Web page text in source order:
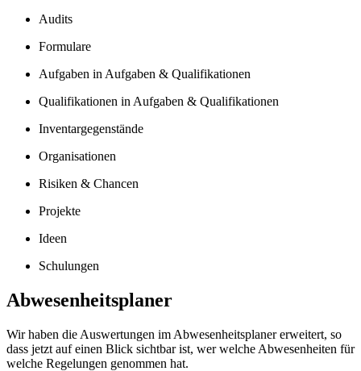
Audits
Formulare
Aufgaben in Aufgaben & Qualifikationen
Qualifikationen in Aufgaben & Qualifikationen
Inventargegenstände
Organisationen
Risiken & Chancen
Projekte
Ideen
Schulungen
Abwesenheitsplaner
Wir haben die Auswertungen im Abwesenheitsplaner erweitert, so
dass jetzt auf einen Blick sichtbar ist, wer welche Abwesenheiten für
welche Regelungen genommen hat.